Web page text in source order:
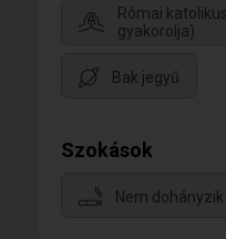
Római
gyakorolja)
Bak jegyű
Szokások
Nem dohányzik